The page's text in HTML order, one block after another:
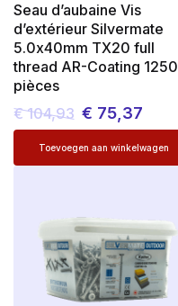
Seau d’aubaine Vis
d’extérieur Silvermate
5.0x40mm TX20 full
thread AR-Coating 1250
pièces
€104,93
Le
prix
€ 104,93.
€ 75,37
Le
prix
€ 75,37.